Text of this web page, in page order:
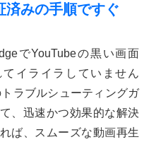
済みの手順ですぐ
でYouTubeの黒い画面
てイライラしていません
ラブルシューティングガ
、迅速かつ効果的な解決
ば、スムーズな動画再生